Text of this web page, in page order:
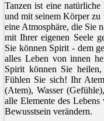
Tanzen ist eine
und mit seinem Körper
eine Atmosphäre, die Sie
mit Ihrer eigenen Seele
Sie können Spirit - dem
alles Leben von innen
Spirit können Sie
Fühlen Sie sich! Ihr
(Atem), Wasser
alle Elemente des
Bewusstsein verändern.